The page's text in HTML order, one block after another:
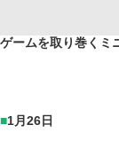
ゲームを取り巻くミ
■1月26日